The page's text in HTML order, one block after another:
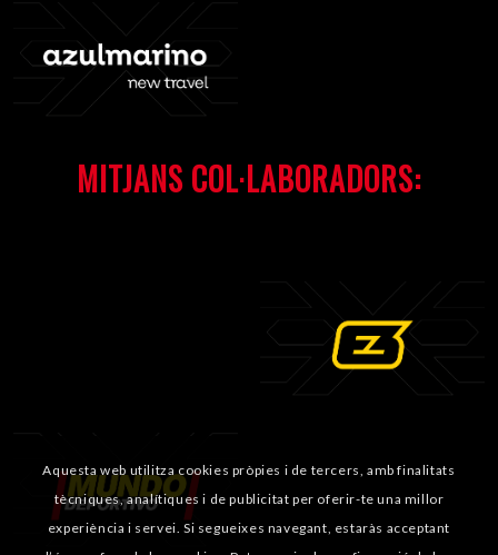
MITJANS COL·LABORADORS:
Aquesta web utilitza cookies pròpies i de tercers, amb finalitats
tècniques, analítiques i de publicitat per oferir-te una millor
experiència i servei. Si segueixes navegant, estaràs acceptant